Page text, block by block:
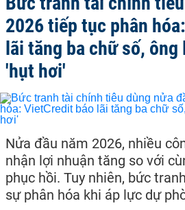
2026 tiếp tục phân
lãi tăng ba chữ số, ông
'hụt hơi'
Nửa đầu năm 2026, nhiều
nhận lợi nhuận tăng so với
phục hồi. Tuy nhiên, bức
sự phân hóa khi áp lực dự